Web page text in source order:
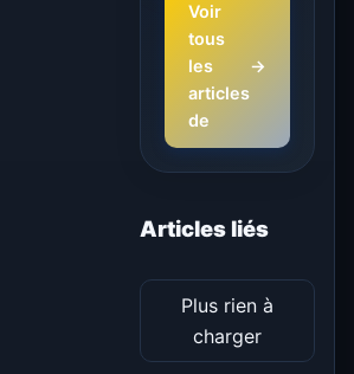
Voir
tous
les
articles
de
→
Articles liés
Plus rien à
charger